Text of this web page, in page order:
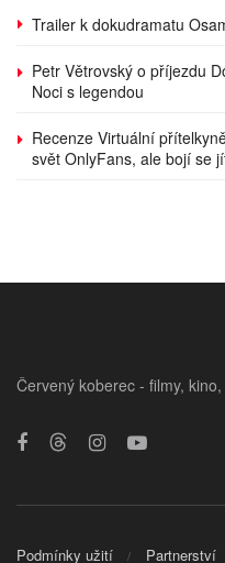
Trailer k dokudramatu
Petr Větrovský o příjezdu
Noci s legendou
Recenze Virtuální
svět OnlyFans, ale bojí se
Červený koberec - filmy,
Podmínky užití Partnerství